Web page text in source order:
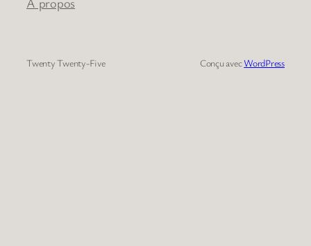
Twenty Twenty-Five Conçu avecWordPress